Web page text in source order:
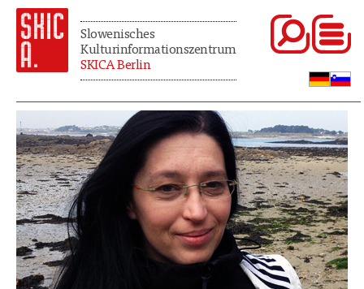
Slowenisches
Kulturinformationszentrum
SKICA Berlin